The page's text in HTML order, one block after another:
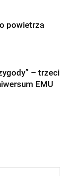
powietrza
– trzeci
EMU